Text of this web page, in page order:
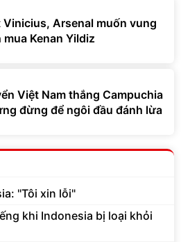
Vinicius, Arsenal muốn vung
mua Kenan Yildiz
Việt Nam thắng Campuchia
đừng để ngôi đầu đánh lừa
"Tôi xin lỗi"
khi Indonesia bị loại khỏi